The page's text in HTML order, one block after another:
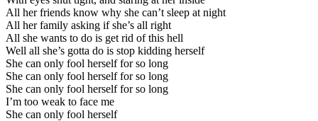
All her friends know why she can’t sleep at night
All her family asking if she’s all right
All she wants to do is get rid of this hell
Well all she’s gotta do is stop kidding herself
She can only fool herself for so long
She can only fool herself for so long
She can only fool herself for so long
I’m too weak to face me
She can only fool herself